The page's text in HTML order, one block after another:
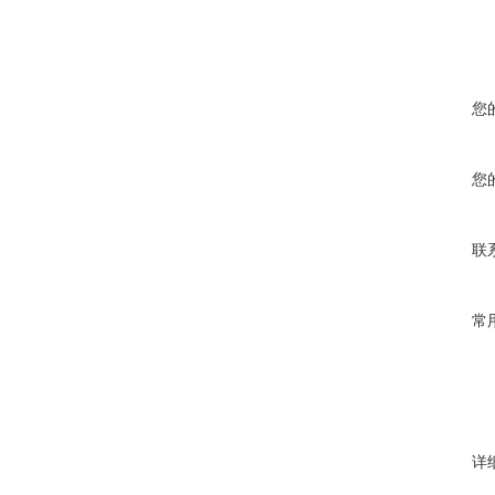
您
您
联
常
详